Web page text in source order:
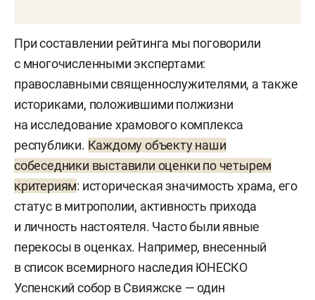
При составлении рейтинга мы поговорили
с многочисленными экспертами:
православными священнослужителями, а также
историками, положившими полжизни
на исследование храмового комплекса
республики. Каждому объекту наши
собеседники выставили оценки по четырем
критериям: историческая значимость храма, его
статус в митрополии, активность прихода
и личность настоятеля. Часто были явные
перекосы в оценках. Например, внесенный
в список всемирного наследия ЮНЕСКО
Успенский собор в Свияжске — один